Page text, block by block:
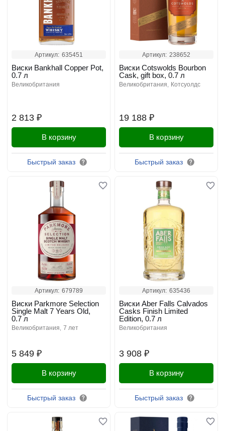
Артикул: 635451
2 813 ₽
Виски Bankhall Copper Pot,
0.7 л
великобритания
В корзину
Быстрый заказ
Артикул: 238652
19 188 ₽
Виски Cotswolds Bourbon
Cask, gift box, 0.7 л
великобритания котсуолдс
В корзину
Быстрый заказ
Артикул: 679789
5 849 ₽
Виски Parkmore Selection
Single Malt 7 Years Old,
0.7 л
великобритания 7 лет
В корзину
Быстрый заказ
Артикул: 635436
3 908 ₽
Виски Aber Falls Calvados
Casks Finish Limited
Edition, 0.7 л
великобритания
В корзину
Быстрый заказ